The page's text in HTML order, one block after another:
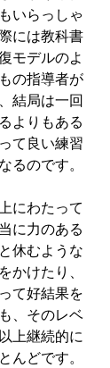
いらっしゃ
には教科書
モデルのよ
の指導者が
結局は一回
よりもある
て良い練習
るのです。
にわたって
に力のある
休むような
かけたり、
て好結果を
、そのレベ
上継続的に
んどです。